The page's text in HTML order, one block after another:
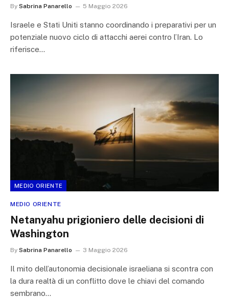
By Sabrina Panarello 5 Maggio 2026
Israele e Stati Uniti stanno coordinando i preparativi per un
potenziale nuovo ciclo di attacchi aerei contro l’Iran. Lo
riferisce…
MEDIO ORIENTE
MEDIO ORIENTE
Netanyahu prigioniero delle decisioni di
Washington
By Sabrina Panarello 3 Maggio 2026
Il mito dell’autonomia decisionale israeliana si scontra con
la dura realtà di un conflitto dove le chiavi del comando
sembrano…